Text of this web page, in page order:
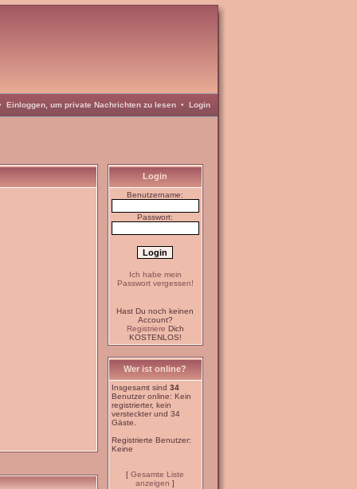
Einloggen, um private Nachrichten zu lesen• Login
Login
Benutzername:
Passwort:
Ich habe mein
Passwort vergessen!
Hast Du noch keinen
Account?
Registriere Dich
KOSTENLOS!
Wer ist online?
Insgesamt sind 34
Benutzer online: Kein
registrierter, kein
versteckter und 34
Gäste.
Registrierte Benutzer:
Keine
[ Gesamte Liste
anzeigen ]